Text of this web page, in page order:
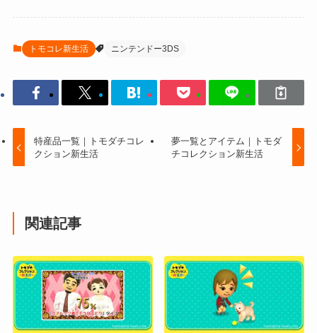
トモコレ新生活 ニンテンドー3DS
特産品一覧｜トモダチコレ
クション新生活
夢一覧とアイテム｜トモダ
チコレクション新生活
関連記事